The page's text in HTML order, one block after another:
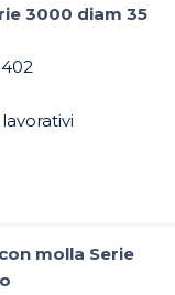
3000 diam 35
molla Serie